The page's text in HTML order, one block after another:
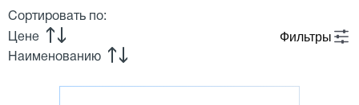
Фильтры
Сортировать по:
Цене
Наименованию